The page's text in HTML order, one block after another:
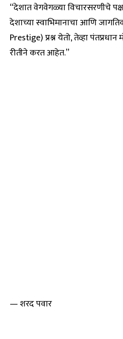
“देशात वेगवेगळ्या विचारसरणीचे
देशाच्या स्वाभिमानाचा आणि
Prestige) प्रश्न येतो, तेव्हा पंतप्रधान
रीतीने करत आहेत.”
— शरद पवार